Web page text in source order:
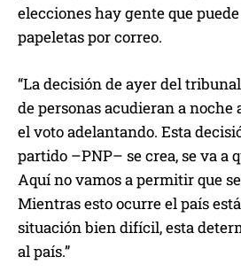
elecciones hay gente que
papeletas por correo.
“La decisión de ayer del
de personas acudieran a noche
el voto adelantando. Esta
partido –PNP– se crea, se va a
Aquí no vamos a permitir que
Mientras esto ocurre el país
situación bien difícil, esta
al país.”